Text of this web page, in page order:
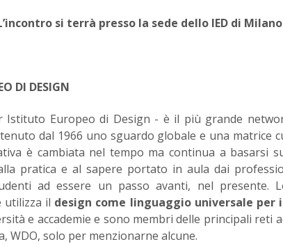
si terrà presso la sede dello IED di
DI DESIGN
Istituto Europeo di Design - è il più grande
dal 1966 uno sguardo globale e una matrice
è cambiata nel tempo ma continua a basarsi
pratica e al sapere portato in aula dai
ad essere un passo avanti, nel presente.
utilizza il design come linguaggio universale per
e accademie e sono membri delle principali reti
WDO, solo per menzionarne alcune.